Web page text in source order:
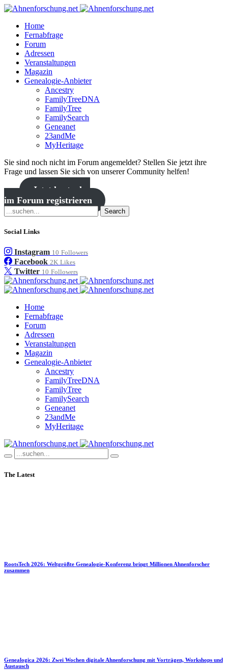
Home
Fernabfrage
Forum
Adressen
Veranstaltungen
Magazin
Genealogie-Anbieter
Ancestry
FamilyTreeDNA
FamilyTree
FamilySearch
Geneanet
23andMe
MyHeritage
Sie sind noch nicht im Forum angemeldet? Stellen Sie jetzt ihre
Frage und lassen Sie sich von unserer Community helfen!
Jetzt kostenlos
im Forum registrieren
Search
Social Links
Instagram 10 Followers
Facebook 2K Likes
Twitter 10 Followers
Home
Fernabfrage
Forum
Adressen
Veranstaltungen
Magazin
Genealogie-Anbieter
Ancestry
FamilyTreeDNA
FamilyTree
FamilySearch
Geneanet
23andMe
MyHeritage
The Latest
RootsTech 2026: Weltgrößte Genealogie-Konferenz bringt Millionen Ahnenforscher
zusammen
Genealogica 2026: Zwei Wochen digitale Ahnenforschung mit Vorträgen, Workshops und
Austausch